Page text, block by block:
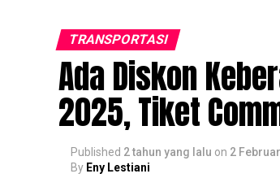
TRANSPORTASI
Ada Diskon
2025, Tiket
Published 2 tahun yang lalu on 2
By Eny Lestiani